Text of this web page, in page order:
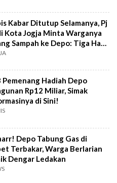
Kabar Ditutup Selamanya, Pj
Kota Jogja Minta Warganya
Sampah ke Depo: Tiga Hari
Satu Hari Tutup
Pemenang Hadiah Depo
Rp12 Miliar, Simak
di Sini!
Depo Tabung Gas di
Terbakar, Warga Berlarian
Dengar Ledakan